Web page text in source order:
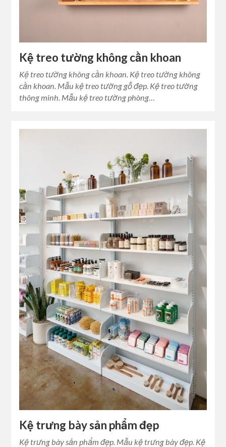
Kệ treo tường không cần khoan
Kệ treo tường không cần khoan. Kệ treo tường không
cần khoan. Mẫu kệ treo tường gỗ đẹp. Kệ treo tường
thông minh. Mẫu kệ treo tường phòng…
Kệ trưng bày sản phẩm đẹp
Kệ trưng bày sản phẩm đẹp. Mẫu kệ trưng bày đẹp. Kệ